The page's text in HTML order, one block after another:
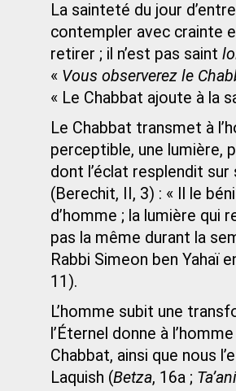
La sainteté du jour
contempler avec crainte
retirer ; il n’est pas saint
« Vous observerez le
« Le Chabbat ajoute à la
Le Chabbat transmet à
perceptible, une lumière,
dont l’éclat resplendit sur
(Berechit, II, 3) : « Il le
d’homme ; la lumière qui
pas la même durant la
Rabbi Simeon ben Yahaï
11).
L’homme subit une
l’Éternel donne à
Chabbat, ainsi que nous
Laquish (Betza, 16a ;